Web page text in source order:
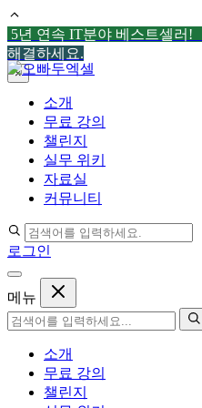
5년 연속 IT분야 베스트셀러!
해결하세요.
×
컨
텐
소개
무료 강의
챌린지
실무 위키
자료실
커뮤니티
로그인
메뉴
소개
무료 강의
챌린지